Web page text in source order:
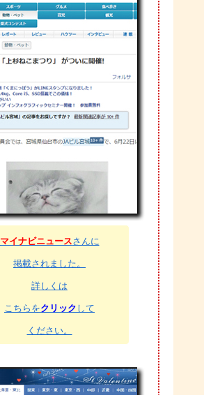
マイナビニュースさんに
掲載されました。
詳しくは
こちらをクリック して
ください。